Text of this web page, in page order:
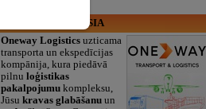
Oneway Logistics, SIA
Oneway Logistics uzticama
transporta un ekspedīcijas
kompānija, kura piedāvā
pilnuloģistikas
pakalpojumu kompleksu,
Jūsukravas glabāšanu un